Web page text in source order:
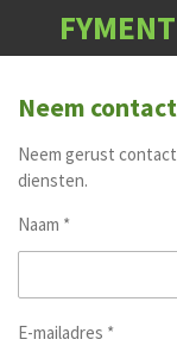
de
FYMENT
Neem
Neem gerust
diensten.
Naam *
E-mailadres *